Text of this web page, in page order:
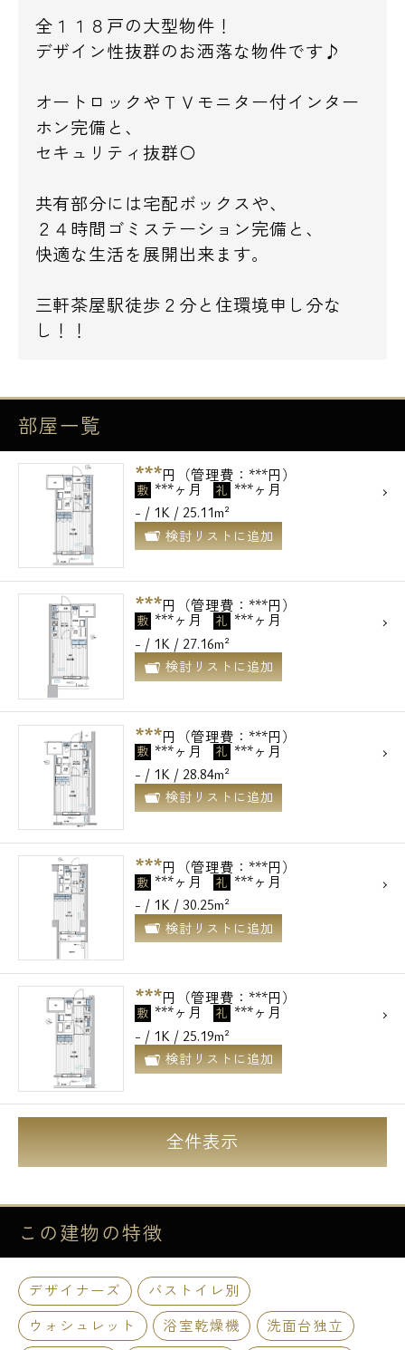
全１１８戸の大型物件！
デザイン性抜群のお洒落な物件です♪
オートロックやＴＶモニター付インター
ホン完備と、
セキュリティ抜群〇
共有部分には宅配ボックスや、
２４時間ゴミステーション完備と、
快適な生活を展開出来ます。
三軒茶屋駅徒歩２分と住環境申し分な
し！！
部屋一覧
***円（管理費：***円）
敷 ***ヶ月 礼 ***ヶ月
- / 1K / 25.11m²
検討リストに追加
***円（管理費：***円）
敷 ***ヶ月 礼 ***ヶ月
- / 1K / 27.16m²
検討リストに追加
***円（管理費：***円）
敷 ***ヶ月 礼 ***ヶ月
- / 1K / 28.84m²
検討リストに追加
***円（管理費：***円）
敷 ***ヶ月 礼 ***ヶ月
- / 1K / 30.25m²
検討リストに追加
***円（管理費：***円）
敷 ***ヶ月 礼 ***ヶ月
- / 1K / 25.19m²
検討リストに追加
全件表示
この建物の特徴
デザイナーズ
バストイレ別
ウォシュレット
浴室乾燥機 洗面台独立